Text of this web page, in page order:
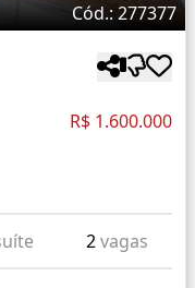
Cód.: 277377
R$ 1.600.000
2vagas